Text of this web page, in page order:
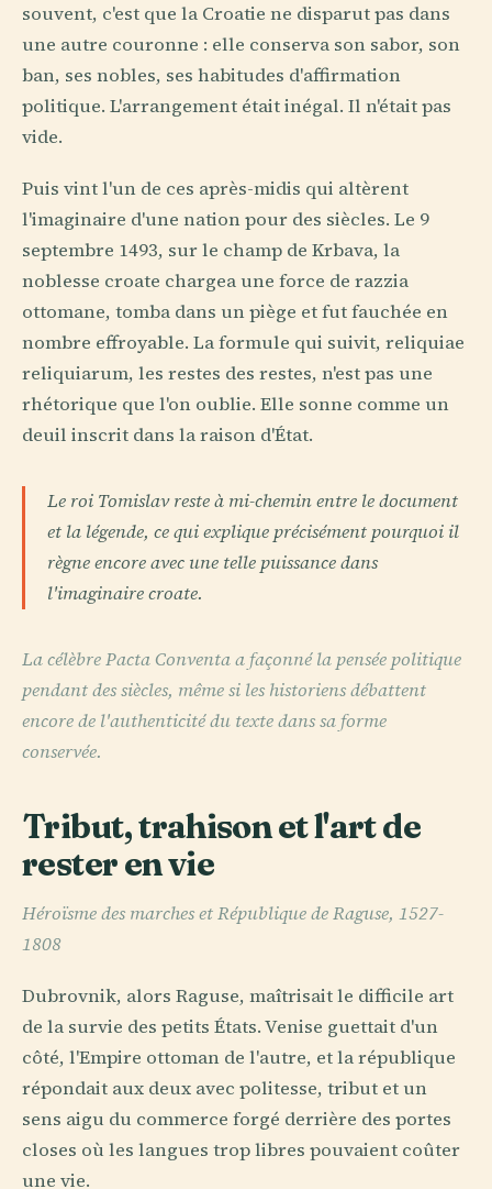
souvent, c'est que la Croatie ne disparut pas dans
une autre couronne : elle conserva son sabor, son
ban, ses nobles, ses habitudes d'affirmation
politique. L'arrangement était inégal. Il n'était pas
vide.
Puis vint l'un de ces après-midis qui altèrent
l'imaginaire d'une nation pour des siècles. Le 9
septembre 1493, sur le champ de Krbava, la
noblesse croate chargea une force de razzia
ottomane, tomba dans un piège et fut fauchée en
nombre effroyable. La formule qui suivit, reliquiae
reliquiarum, les restes des restes, n'est pas une
rhétorique que l'on oublie. Elle sonne comme un
deuil inscrit dans la raison d'État.
Le roi Tomislav reste à mi-chemin entre le document
et la légende, ce qui explique précisément pourquoi il
règne encore avec une telle puissance dans
l'imaginaire croate.
La célèbre Pacta Conventa a façonné la pensée politique
pendant des siècles, même si les historiens débattent
encore de l'authenticité du texte dans sa forme
conservée.
Tribut, trahison et l'art de
rester en vie
Héroïsme des marches et République de Raguse, 1527-
1808
Dubrovnik, alors Raguse, maîtrisait le difficile art
de la survie des petits États. Venise guettait d'un
côté, l'Empire ottoman de l'autre, et la république
répondait aux deux avec politesse, tribut et un
sens aigu du commerce forgé derrière des portes
closes où les langues trop libres pouvaient coûter
une vie.